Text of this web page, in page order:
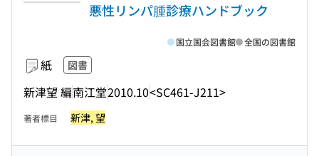
悪性リンパ腫診療ハンドブック
紙 図書
新津望 編南江堂2010.10<SC461-J211>
国立国会図書館 全国の図書館
著者標目 新津, 望